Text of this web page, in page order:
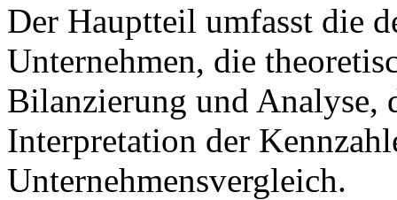
Der Hauptteil umfasst die
Unternehmen, die
Bilanzierung und Analyse,
Interpretation der
Unternehmensvergleich.